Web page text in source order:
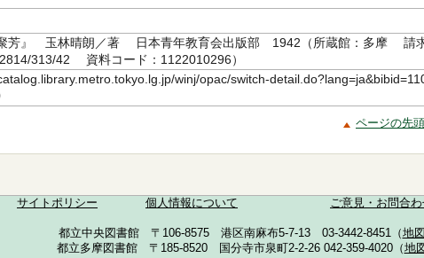
聚芳』 玉林晴朗／著 日本青年教育会出版部 1942（所蔵館：多摩 請
313/42 資料コード：1122010296）
winj/opac/switch-
ページの先
サイトポリシー 個人情報について ご意見・お問合
都立中央図書館 〒106-8575 港区南麻布5-7-13 03-3442-8451（地
都立多摩図書館 〒185-8520 国分寺市泉町2-2-26 042-359-4020（地